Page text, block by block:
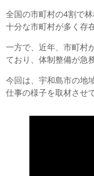
全国の市町村の4割で
十分な市町村が多く存
一方で、近年、市町村
ており、体制整備が急
今回は、宇和島市の地
仕事の様子を取材させ